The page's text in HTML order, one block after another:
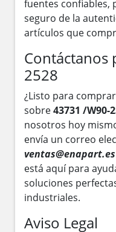
fuentes confiables,
seguro de la
artículos que
Contáctanos
2528
¿Listo para
sobre43731 /W90-
nosotros hoy
envía un correo
ventas@enapart.es
está aquí para
soluciones
industriales.
Aviso Legal